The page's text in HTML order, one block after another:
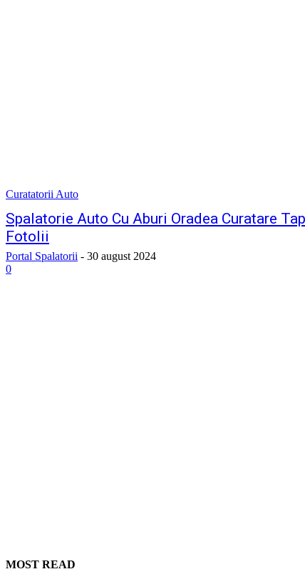
Curatatorii Auto
Spalatorie Auto Cu Aburi Oradea Curatare
Fotolii
Portal Spalatorii - 30 august 2024
0
MOST READ